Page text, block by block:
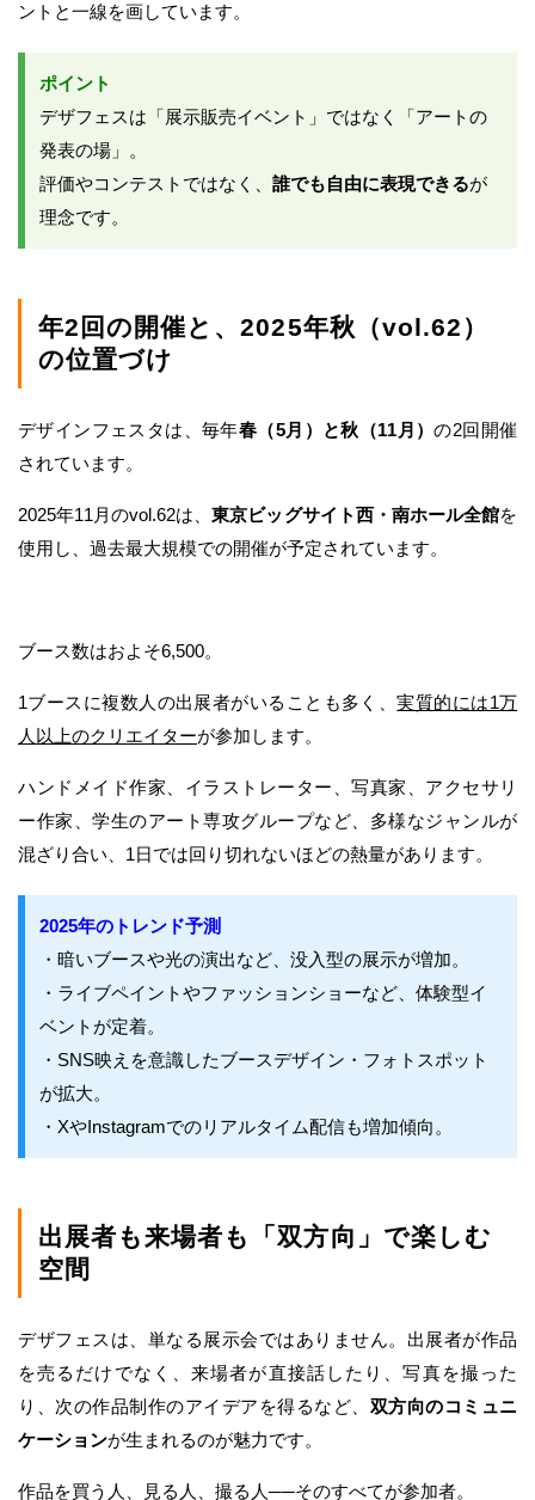
ントと一線を画しています。
ポイント
デザフェスは「展示販売イベント」ではなく「アートの
発表の場」。
評価やコンテストではなく、 誰でも自由に表現できるが
理念です。
年2回の開催と、2025年秋（vol.62）
の位置づけ
デザインフェスタは、毎年春（5月）と秋（11月）の2回開催
されています。
2025年11月のvol.62は、東京ビッグサイト西・南ホール全館を
使用し、過去最大規模での開催が予定されています。
ブース数はおよそ6,500。
1ブースに複数人の出展者がいることも多く、実質的には1万
人以上のクリエイターが参加します。
ハンドメイド作家、イラストレーター、写真家、アクセサリ
ー作家、学生のアート専攻グループなど、多様なジャンルが
混ざり合い、1日では回り切れないほどの熱量があります。
2025年のトレンド予測
・暗いブースや光の演出など、没入型の展示が増加。
・ライブペイントやファッションショーなど、体験型イ
ベントが定着。
・SNS映えを意識したブースデザイン・フォトスポット
が拡大。
・XやInstagramでのリアルタイム配信も増加傾向。
出展者も来場者も「双方向」で楽しむ
空間
デザフェスは、単なる展示会ではありません。出展者が作品
を売るだけでなく、来場者が直接話したり、写真を撮った
り、次の作品制作のアイデアを得るなど、 双方向のコミュニ
ケーションが生まれるのが魅力です。
作品を買う人、見る人、撮る人──そのすべてが参加者。